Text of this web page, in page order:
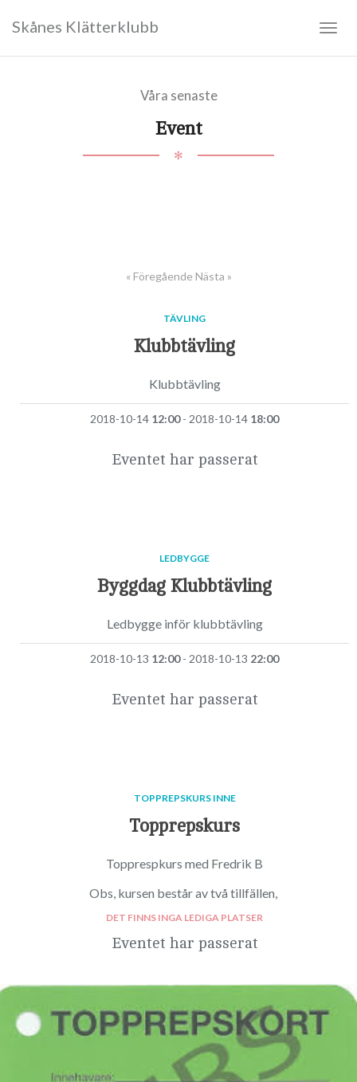
Skånes Klätterklubb
Våra senaste
Event
✻
« Föregående Nästa »
TÄVLING
Klubbtävling
Klubbtävling
2018-10-14 12:00- 2018-10-14 18:00
Eventet har passerat
LEDBYGGE
Byggdag Klubbtävling
Ledbygge inför klubbtävling
2018-10-13 12:00- 2018-10-13 22:00
Eventet har passerat
TOPPREPSKURS INNE
Topprepskurs
Topprespkurs med Fredrik B
Obs, kursen består av två tillfällen,
DET FINNS INGA LEDIGA PLATSER
Eventet har passerat